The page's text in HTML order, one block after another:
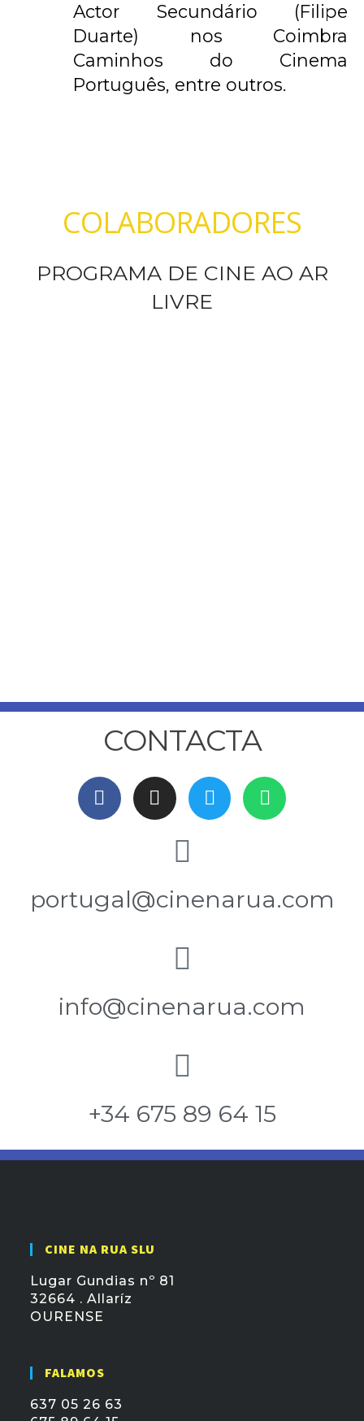
Actor Secundário (Filipe
Duarte) nos Coimbra
Caminhos do Cinema
Português, entre outros.
COLABORADORES
PROGRAMA DE CINE AO AR
LIVRE
CONTACTA
portugal@cinenarua.com
info@cinenarua.com
+34 675 89 64 15
CINE NA RUA SLU
Lugar Gundias nº 81
32664 . Allaríz
OURENSE
FALAMOS
637 05 26 63